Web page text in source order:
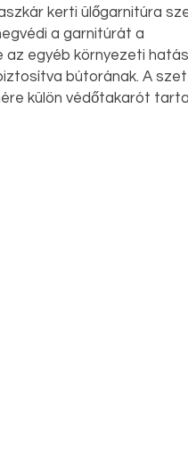
kerti ülőgarnitúra
a garnitúrát a
az egyéb környezeti
bútorának. A
külön védőtakarót